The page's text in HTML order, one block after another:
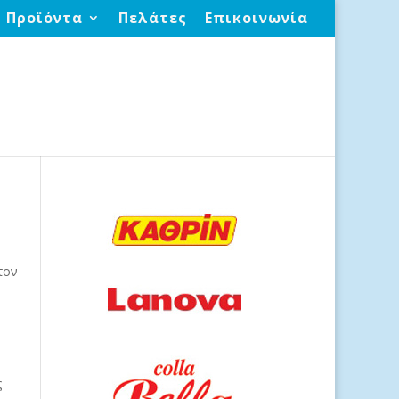
Προϊόντα Πελάτες Επικοινωνία